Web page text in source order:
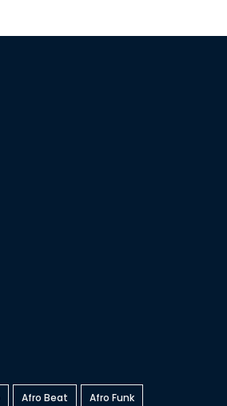
Afro Beat Afro Funk